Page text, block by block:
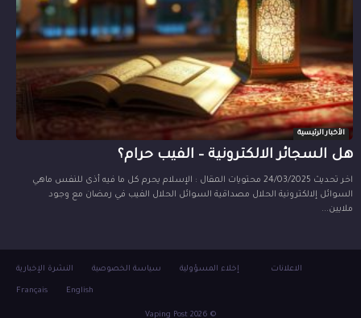
الأخبار الرئيسية
هل السجائر الالكترونية – الفيب حرام؟
اخر تحديث 24/03/2025 محتويات المقال : الإسلام يحرم كل ما فيه أذى للنفس ماهي
السوائل إلالكترونية الحلال مصداقية السوائل الحلال الفيب في رمضان مع وجود
ملايين...
الاعلانات إخلاء المسؤولية سياسة الخصوصية النشرة الإخبارية
English
Français
© 2026 Vaping Post